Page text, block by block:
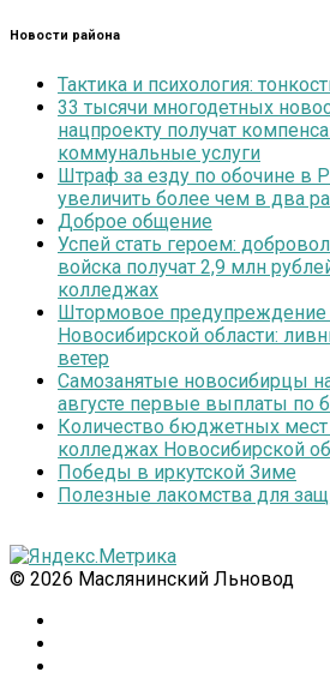
Новости района
Тактика и психология:
33 тысячи многодетных
нацпроекту получат
коммунальные услуги
Штраф за езду по обочине в
увеличить более чем в два
Доброе общение
Успей стать героем:
войска получат 2,9 млн
колледжах
Штормовое предупреждение
Новосибирской области:
ветер
Самозанятые новосибирцы
августе первые выплаты по
Количество бюджетных
колледжах Новосибирской
Победы в иркутской Зиме
Полезные лакомства для
© 2026 Маслянинский Льновод